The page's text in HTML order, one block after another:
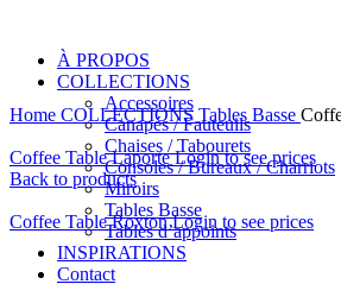
À PROPOS
COLLECTIONS
Accessoires
Canapés / Fauteuils
Chaises / Tabourets
Consoles / Bureaux / Charriots
Miroirs
Tables Basse
Tables d’appoints
INSPIRATIONS
Contact
Home COLLECTIONS Tables Basse
Coffee Table LaporteLogin to see prices
Back to products
Coffee Table RoxtonLogin to see prices